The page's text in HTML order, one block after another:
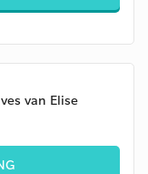
van Elise